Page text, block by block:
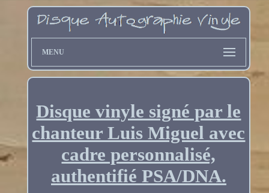
MENU
Disque vinyle signé par le
chanteur Luis Miguel avec
cadre personnalisé,
authentifié PSA/DNA.